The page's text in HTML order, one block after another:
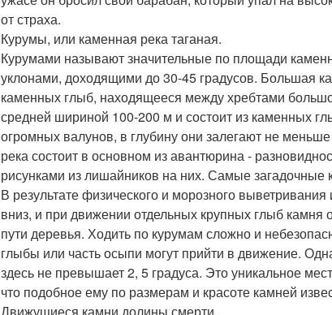
от страха.
Курумы, или каменная река таганая.
Курумами называют значительные по площади
уклонами, доходящими до 30-45 градусов. Большая
каменных глыб, находящееся между хребтами
средней шириной 100-200 м и состоит из каменных
огромных валунов, в глубину они залегают не
река состоит в основном из авантюрина -
рисунками из лишайников на них. Самые
В результате физического и морозного
вниз, и при движении отдельных крупных глыб
пути деревья. Ходить по курумам сложно и
глыбы или часть осыпи могут прийти в движение.
здесь не превышает 2, 5 градуса. Это уникальное
что подобное ему по размерам и красоте камней